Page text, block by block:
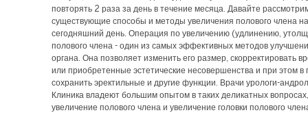
повторять 2 раза за день в течение месяца. Давайте
существующие способы и методы увеличения полового члена на
сегодняшний день. Операция по увеличению (удлинению,
полового члена - один из самых эффективных методов
органа. Она позволяет изменить его размер, скорректировать
или приобретенные эстетические несовершенства и при этом в
сохранить эректильные и другие функции. Врачи урологи-
Клиника владеют большим опытом в таких деликатных вопросах,
увеличение полового члена и увеличение головки полового